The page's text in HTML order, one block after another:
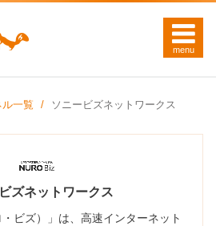
一覧 ソニービズネットワークス
ズネットワークス
・ビズ）」は、高速インターネット